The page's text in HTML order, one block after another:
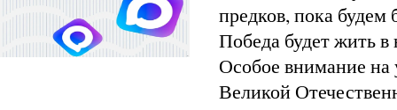
предков, пока будем
Победа будет жить
Особое внимание на
Великой